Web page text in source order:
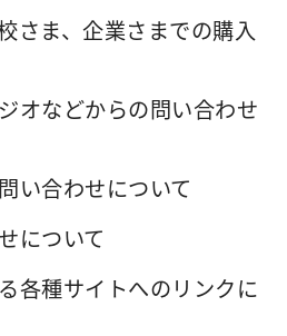
さま、企業さまでの購入
オなどからの問い合わせ
い合わせについて
について
各種サイトへのリンクに